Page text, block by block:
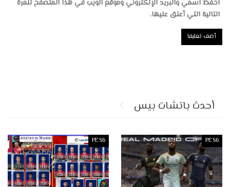
احفظ اسمي والبريد الإلكتروني وموقع الويب في هذا المتصفح للمرة
التالية التي أعلق عليها.
أحدث باتشات بيس
PES6
PES6